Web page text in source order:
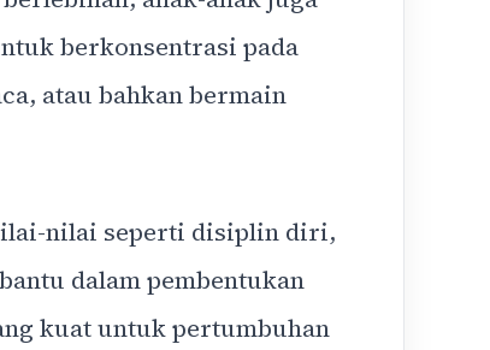
berkonsentrasi pada
atau bahkan bermain
nilai seperti disiplin diri,
dalam pembentukan
kuat untuk pertumbuhan